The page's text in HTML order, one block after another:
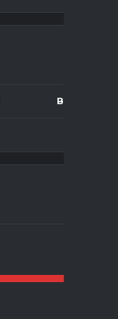
BRANKA